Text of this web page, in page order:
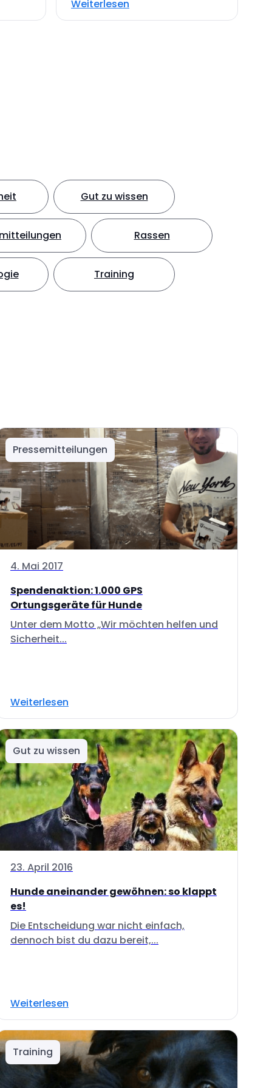
Weiterlesen
Gut zu wissen
Rassen
Training
Pressemitteilungen
4. Mai 2017
Spendenaktion: 1.000 GPS
Ortungsgeräte für Hunde
Unter dem Motto „Wir möchten helfen und
Sicherheit...
Weiterlesen
Gut zu wissen
23. April 2016
Hunde aneinander gewöhnen: so klappt
es!
Die Entscheidung war nicht einfach,
dennoch bist du dazu bereit,...
Weiterlesen
Training